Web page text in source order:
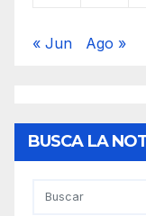
« Jun Ago »
BUSCA LA